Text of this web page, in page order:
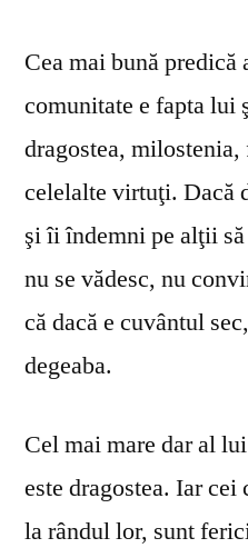
Cea mai bună
comunitate e fapta lui
dragostea, milostenia,
celelalte virtuţi. Dacă
şi îi îndemni pe alţii
nu se vă­desc, nu
că dacă e cuvântul
degeaba.
Cel mai mare dar al
este dragostea. Iar cei
la rândul lor, sunt